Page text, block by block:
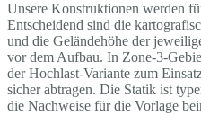
Unsere Konstruktionen werden
Entscheidend sind die
und die Geländehöhe der
vor dem Aufbau. In Zone-3-
der Hochlast-Variante zum
sicher abtragen. Die Statik ist
die Nachweise für die Vorlage